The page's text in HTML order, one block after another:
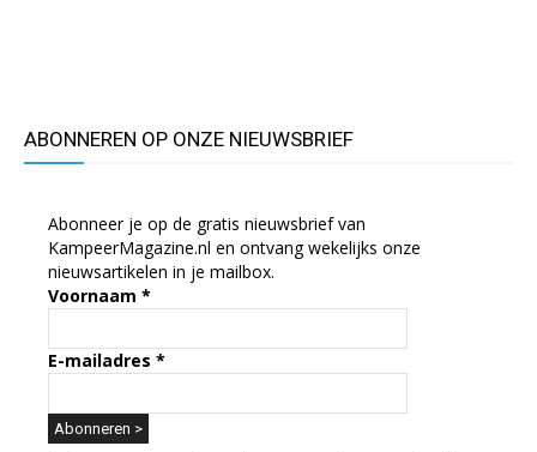
ABONNEREN OP ONZE NIEUWSBRIEF
Abonneer je op de gratis nieuwsbrief van
KampeerMagazine.nl en ontvang wekelijks onze
nieuwsartikelen in je mailbox.
Voornaam *
E-mailadres *